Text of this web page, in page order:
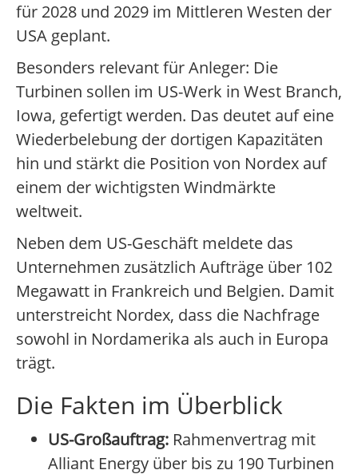
für 2028 und 2029 im Mittleren Westen der
USA geplant.
Besonders relevant für Anleger: Die
Turbinen sollen im US-Werk in West Branch,
Iowa, gefertigt werden. Das deutet auf eine
Wiederbelebung der dortigen Kapazitäten
hin und stärkt die Position von Nordex auf
einem der wichtigsten Windmärkte
weltweit.
Neben dem US-Geschäft meldete das
Unternehmen zusätzlich Aufträge über 102
Megawatt in Frankreich und Belgien. Damit
unterstreicht Nordex, dass die Nachfrage
sowohl in Nordamerika als auch in Europa
trägt.
Die Fakten im Überblick
US-Großauftrag: Rahmenvertrag mit
Alliant Energy über bis zu 190 Turbinen